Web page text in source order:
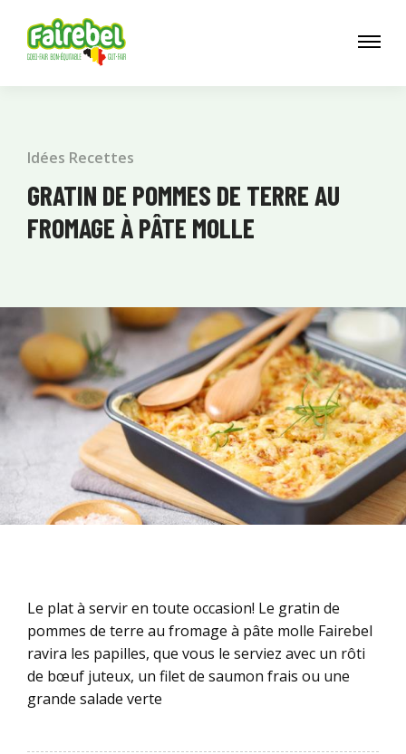
Idées Recettes
GRATIN DE POMMES DE TERRE AU
FROMAGE À PÂTE MOLLE
Le plat à servir en toute occasion! Le gratin de
pommes de terre au fromage à pâte molle Fairebel
ravira les papilles, que vous le serviez avec un rôti
de bœuf juteux, un filet de saumon frais ou une
grande salade verte